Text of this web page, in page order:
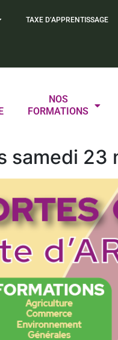
TAXE D’APPRENTISSAGE
NOS
FORMATIONS
samedi 23